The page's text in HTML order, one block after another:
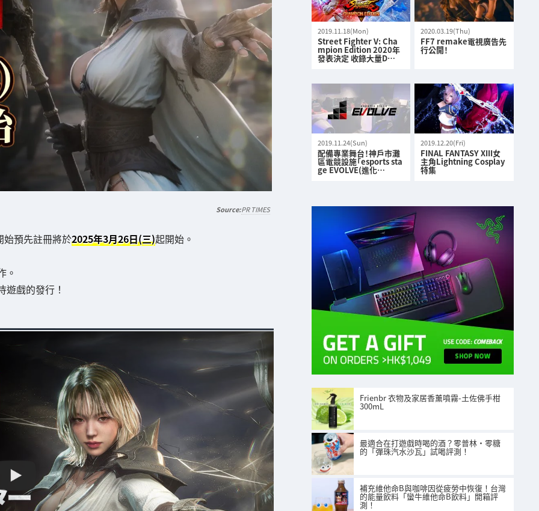
PR TIMES
始預先註冊將於2025年3月26日(三)起開始。
。
戲的發行！
2019.11.18(Mon)
Street Fighter V: Cha
mpion Edition 2020年
發表決定 收錄大量D…
2020.03.19(Thu)
FF7 remake電視廣告先
行公開！
2019.11.24(Sun)
配備專業舞台！神戶市灘
區電競設施「esports sta
ge EVOLVE(進化…
2019.12.20(Fri)
FINAL FANTASY XIII女
主角Lightning Cosplay
特集
Frienbr 衣物及家居香薰噴霧-土佐佛手柑
300mL
最適合在打遊戲時喝的酒？零普林・零糖
的「彈珠汽水沙瓦」試喝評測！
補充維他命B與咖啡因從疲勞中恢復！台灣
的能量飲料「蠻牛維他命B飲料」開箱評
測！